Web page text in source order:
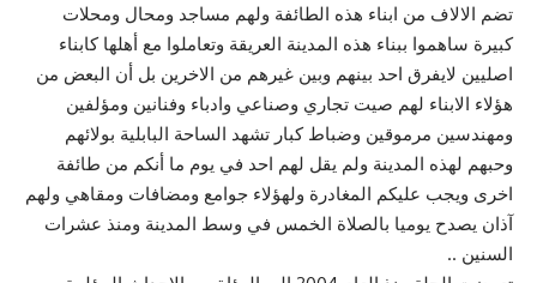
تضم الالاف من ابناء هذه الطائفة ولهم مساجد ومحال ومحلات
كبيرة ساهموا ببناء هذه المدينة العريقة وتعاملوا مع أهلها كابناء
اصليين لايفرق احد بينهم وبين غيرهم من الاخرين بل أن البعض من
هؤلاء الابناء لهم صيت تجاري وصناعي وادباء وفنانين ومؤلفين
ومهندسين مرموقين وضباط كبار تشهد الساحة البابلية بولائهم
وحبهم لهذه المدينة ولم يقل لهم احد في يوم ما أنكم من طائفة
اخرى ويجب عليكم المغادرة ولهؤلاء جوامع ومضافات ومقاهي ولهم
آذان يصدح يوميا بالصلاة الخمس في وسط المدينة ومنذ عشرات
السنين ..